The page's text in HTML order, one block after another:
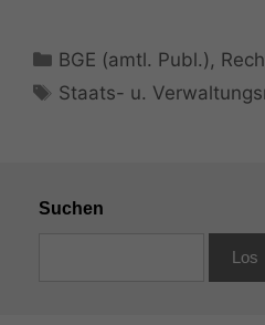
Kategorien
BGE (amtl. Publ.) ,
Schlagwörter
Staats- u.
Suchen